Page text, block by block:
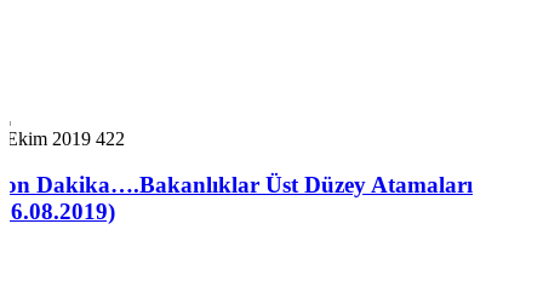
Ekim 2019 422
Dakika….Bakanlıklar Üst Düzey Atamaları